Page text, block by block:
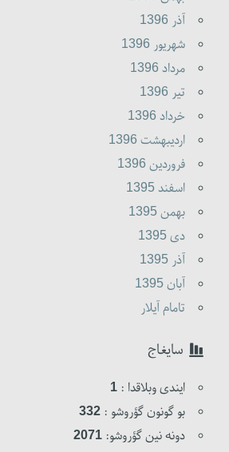
آذر 1396
شهريور 1396
مرداد 1396
تير 1396
خرداد 1396
ارديبهشت 1396
فروردين 1396
اسفند 1395
بهمن 1395
دى 1395
آذر 1395
آبان 1395
تامام آیلار
سایغاج
ایندی وبلاقدا : 1
بو گونون گؤروشو : 332
دونه نین گؤروشو: 2071